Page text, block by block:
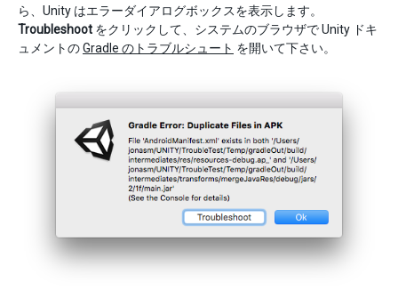
ら、Unity はエラーダイアログボックスを表示します。
Troubleshoot をクリックして、システムのブラウザで Unity ドキ
ュメントのGradle のトラブルシュート を開いて下さい。